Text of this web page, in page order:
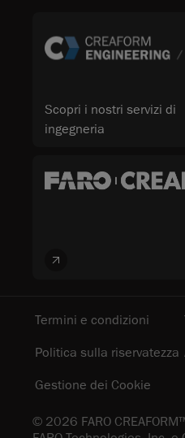
Scopri i nostri servizi di
ingegneria
© 2026 FARO
Termini e condizioni
Politica sulla riservatezza
Gestione dei Cookie